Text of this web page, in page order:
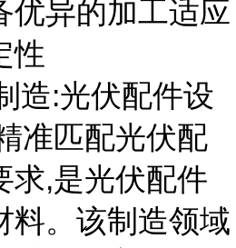
优异的加工适应
性
造:光伏配件设
准匹配光伏配
求,是光伏配件
料。该制造领域